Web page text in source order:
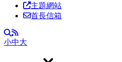
主題網站
首長信箱
全文檢索
RSS
小中大